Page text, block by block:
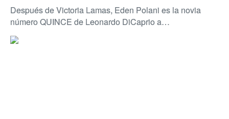
Después de Victoria Lamas, Eden Polani es la novia
número QUINCE de Leonardo DiCaprio a…